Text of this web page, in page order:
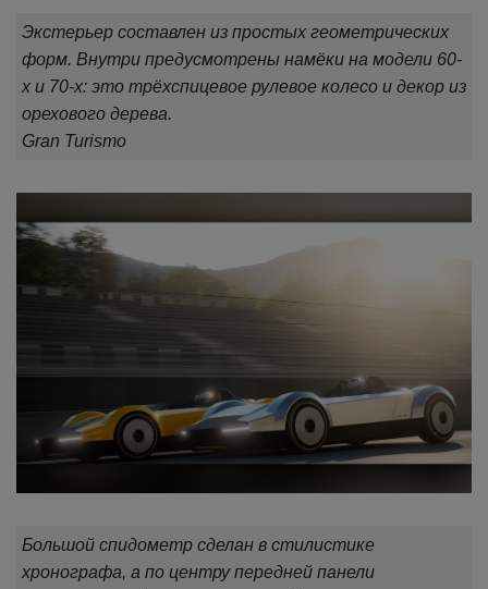
Экстерьер составлен из простых геометрических
форм. Внутри предусмотрены намёки на модели 60-
х и 70-х: это трёхспицевое рулевое колесо и декор из
орехового дерева.
Gran Turismo
Большой спидометр сделан в стилистике
хронографа, а по центру передней панели